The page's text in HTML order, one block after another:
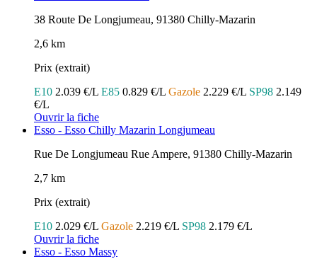
38 Route De Longjumeau, 91380 Chilly-Mazarin
2,6 km
Prix (extrait)
E10 2.039 €/L E85 0.829 €/L Gazole 2.229 €/L SP98 2.149
€/L
Ouvrir la fiche
Esso - Esso Chilly Mazarin Longjumeau
Rue De Longjumeau Rue Ampere, 91380 Chilly-Mazarin
2,7 km
Prix (extrait)
E10 2.029 €/L Gazole 2.219 €/L SP98 2.179 €/L
Ouvrir la fiche
Esso - Esso Massy